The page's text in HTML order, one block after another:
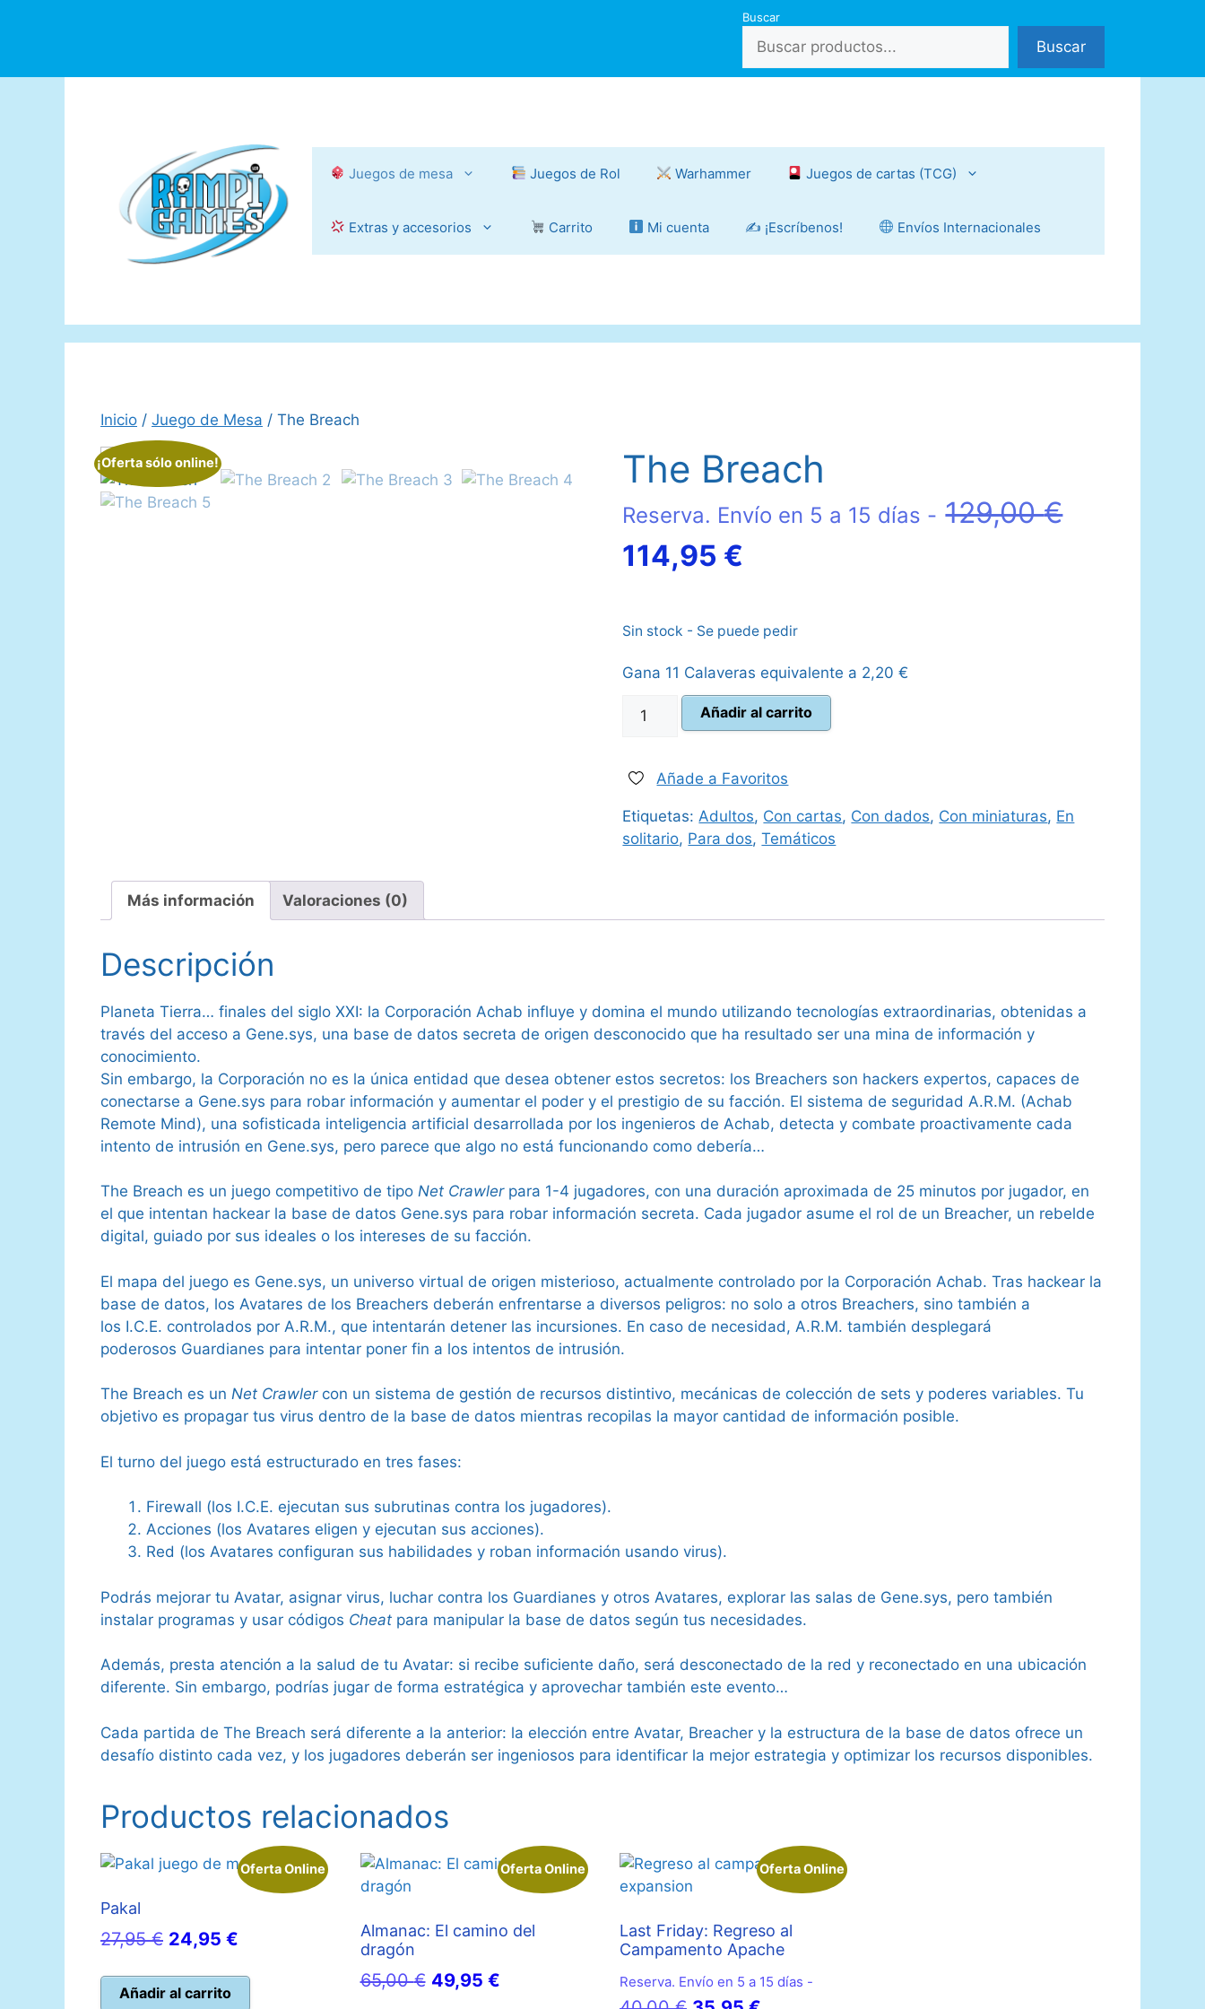
Buscar
Buscar
Juegos de mesa Juegos de Rol Warhammer Juegos de cartas (TCG)
Extras y accesorios Carrito Mi cuenta ✍️ ¡Escríbenos! Envíos Internacionales
Inicio / Juego de Mesa / The Breach
¡Oferta sólo online! The Breach
Reserva. Envío en 5 a 15 días - 129,00€El
114,95 €
actual
es:
114,95 €.
Sin stock - Se puede pedir
Gana 11 Calaveras equivalente a 2,20€
The
Añadir al carrito
Añade a Favoritos
Etiquetas:Adultos, Con cartas, Con dados, Con miniaturas, En
solitario, Para dos,Temáticos
Más información Valoraciones (0)
Descripción
Planeta Tierra… finales del siglo XXI: la Corporación Achab influye y domina el mundo utilizando tecnologías extraordinarias, obtenidas a
través del acceso a Gene.sys, una base de datos secreta de origen desconocido que ha resultado ser una mina de información y
conocimiento.
Sin embargo, la Corporación no es la única entidad que desea obtener estos secretos: los Breachers son hackers expertos, capaces de
conectarse a Gene.sys para robar información y aumentar el poder y el prestigio de su facción. El sistema de seguridad A.R.M. (Achab
Remote Mind), una sofisticada inteligencia artificial desarrollada por los ingenieros de Achab, detecta y combate proactivamente cada
intento de intrusión en Gene.sys, pero parece que algo no está funcionando como debería…
The Breach es un juego competitivo de tipo Net Crawlerpara 1-4 jugadores, con una duración aproximada de 25 minutos por jugador, en
el que intentan hackear la base de datos Gene.sys para robar información secreta. Cada jugador asume el rol de un Breacher, un rebelde
digital, guiado por sus ideales o los intereses de su facción.
El mapa del juego es Gene.sys, un universo virtual de origen misterioso, actualmente controlado por la Corporación Achab. Tras hackear la
base de datos, los Avatares de los Breachers deberán enfrentarse a diversos peligros: no solo a otros Breachers, sino también a
los I.C.E. controlados por A.R.M., que intentarán detener las incursiones. En caso de necesidad, A.R.M. también desplegará
poderosos Guardianes para intentar poner fin a los intentos de intrusión.
The Breach es un Net Crawlercon un sistema de gestión de recursos distintivo, mecánicas de colección de sets y poderes variables. Tu
objetivo es propagar tus virus dentro de la base de datos mientras recopilas la mayor cantidad de información posible.
El turno del juego está estructurado en tres fases:
Firewall (los I.C.E. ejecutan sus subrutinas contra los jugadores).
Acciones (los Avatares eligen y ejecutan sus acciones).
Red (los Avatares configuran sus habilidades y roban información usando virus).
Podrás mejorar tu Avatar, asignar virus, luchar contra los Guardianes y otros Avatares, explorar las salas de Gene.sys, pero también
instalar programas y usar códigos Cheat para manipular la base de datos según tus necesidades.
Además, presta atención a la salud de tu Avatar: si recibe suficiente daño, será desconectado de la red y reconectado en una ubicación
diferente. Sin embargo, podrías jugar de forma estratégica y aprovechar también este evento…
Cada partida de The Breach será diferente a la anterior: la elección entre Avatar, Breacher y la estructura de la base de datos ofrece un
desafío distinto cada vez, y los jugadores deberán ser ingeniosos para identificar la mejor estrategia y optimizar los recursos disponibles.
Productos relacionados
Oferta Online
Pakal
27,95€ El
original
24,95 €
Añadir al carrito
Oferta Online
Almanac: El camino del
dragón
65,00€ El
49,95 €El
Oferta Online
Last Friday: Regreso al
Campamento Apache
Reserva. Envío en 5 a 15 días -